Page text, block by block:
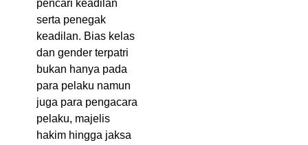
pencari keadilan
serta penegak
keadilan. Bias kelas
dan gender terpatri
bukan hanya pada
para pelaku namun
juga para pengacara
pelaku, majelis
hakim hingga jaksa